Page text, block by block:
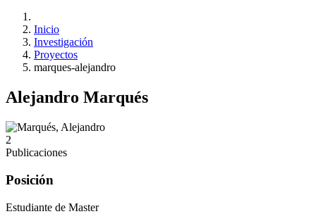
Inicio
Investigación
Proyectos
marques-alejandro
Alejandro Marqués
2
Publicaciones
Posición
Estudiante de Master